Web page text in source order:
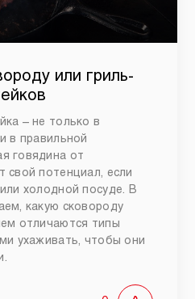
или гриль-
– не только в
в правильной
говядина от
свой потенциал, если
холодной посуде. В
какую сковороду
отличаются типы
ухаживать, чтобы они